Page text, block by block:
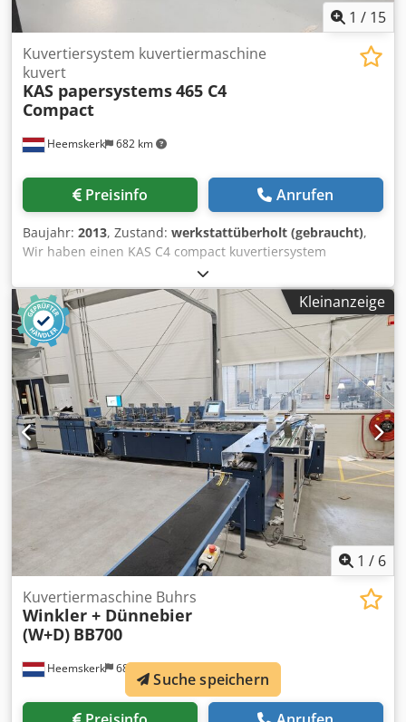
1 / 15
Heemskerk 682 km
Kuvertiersystem kuvertiermaschine
kuvert
KAS papersystems465 C4
Compact
Preisinfo Anrufen
Baujahr: 2013, Zustand: werkstattüberholt (gebraucht),
Wir haben einen KAS C4 compact kuvertiersystem
verfuegbar. Zahler von diese maschine ist nur 629.426
umschlagen!! Diese maschine kan DL biss C4 Umschlagen
verarbeiten. C4 Umschlagen mit klappe auf lange seite.
Konfiguration: - Einzelblatt einzug - Falzende anleger (in-
line) - 2 beilagen anlegern (abnahme von unten)
Dksdpokvpbpefx Abfor - Kuvertsektion - Ablageband Wir
verkaufen diese maschine nach komplette wartung!
Kleinanzeige
1 / 6
Heemskerk 682 km
Kuvertiermaschine Buhrs
Winkler + Dünnebier
(W+D) BB700
Suche speichern